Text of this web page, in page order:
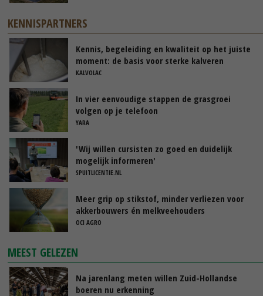
KENNISPARTNERS
Kennis, begeleiding en kwaliteit op het juiste
moment: de basis voor sterke kalveren
KALVOLAC
In vier eenvoudige stappen de grasgroei
volgen op je telefoon
YARA
'Wij willen cursisten zo goed en duidelijk
mogelijk informeren'
SPUITLICENTIE.NL
Meer grip op stikstof, minder verliezen voor
akkerbouwers én melkveehouders
OCI AGRO
MEEST GELEZEN
Na jarenlang meten willen Zuid-Hollandse
boeren nu erkenning